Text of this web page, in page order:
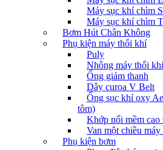
Máy sục khí chìm
Máy sục khí chìm
Bơm Hút Chân Không
Phụ kiện máy thổi khí
Puly
Nhông máy thổi khí
Ống giảm thanh
Dây curoa V Belt
Ống sục khí oxy
tôm)
Khớp nối mềm cao
Van một chiều
Phụ kiện bơm